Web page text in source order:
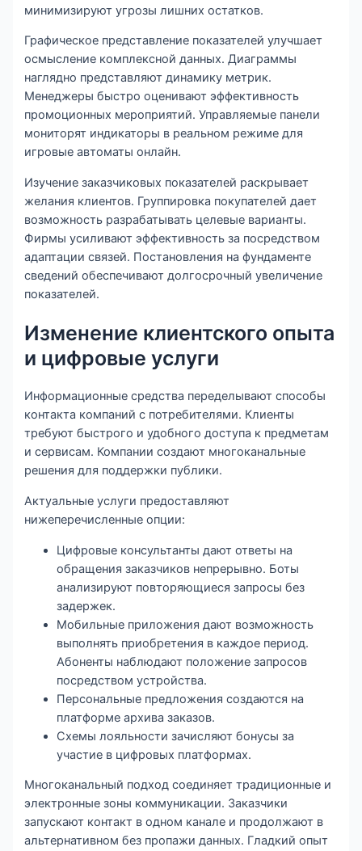
минимизируют угрозы лишних остатков.
Графическое представление показателей улучшает
осмысление комплексной данных. Диаграммы
наглядно представляют динамику метрик.
Менеджеры быстро оценивают эффективность
промоционных мероприятий. Управляемые панели
мониторят индикаторы в реальном режиме для
игровые автоматы онлайн.
Изучение заказчиковых показателей раскрывает
желания клиентов. Группировка покупателей дает
возможность разрабатывать целевые варианты.
Фирмы усиливают эффективность за посредством
адаптации связей. Постановления на фундаменте
сведений обеспечивают долгосрочный увеличение
показателей.
Изменение клиентского опыта
и цифровые услуги
Информационные средства переделывают способы
контакта компаний с потребителями. Клиенты
требуют быстрого и удобного доступа к предметам
и сервисам. Компании создают многоканальные
решения для поддержки публики.
Актуальные услуги предоставляют
нижеперечисленные опции:
Цифровые консультанты дают ответы на
обращения заказчиков непрерывно. Боты
анализируют повторяющиеся запросы без
задержек.
Мобильные приложения дают возможность
выполнять приобретения в каждое период.
Абоненты наблюдают положение запросов
посредством устройства.
Персональные предложения создаются на
платформе архива заказов.
Схемы лояльности зачисляют бонусы за
участие в цифровых платформах.
Многоканальный подход соединяет традиционные и
электронные зоны коммуникации. Заказчики
запускают контакт в одном канале и продолжают в
альтернативном без пропажи данных. Гладкий опыт